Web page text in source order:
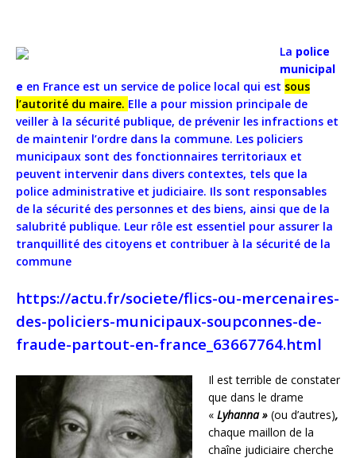
La police
municipal
e en France est un service de police local qui est sous
l’autorité du maire. Elle a pour mission principale de
veiller à la sécurité publique, de prévenir les infractions et
de maintenir l’ordre dans la commune. Les policiers
municipaux sont des fonctionnaires territoriaux et
peuvent intervenir dans divers contextes, tels que la
police administrative et judiciaire. Ils sont responsables
de la sécurité des personnes et des biens, ainsi que de la
salubrité publique. Leur rôle est essentiel pour assurer la
tranquillité des citoyens et contribuer à la sécurité de la
commune
https://actu.fr/societe/flics-ou-mercenaires-
des-policiers-municipaux-soupconnes-de-
fraude-partout-en-france_63667764.html
Il est terrible de constater
que dans le drame
« Lyhanna » (ou d’autres),
chaque maillon de la
chaîne judiciaire cherche